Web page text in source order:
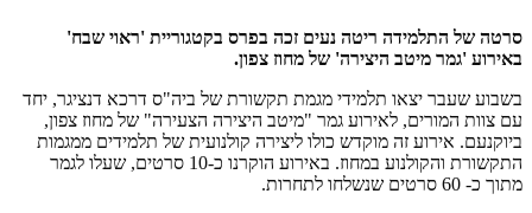
סרטה של התלמידה ריטה נעים זכה בפרס בקטגוריית 'ראוי שבח'
באירוע 'גמר מיטב היצירה' של מחוז צפון.
בשבוע שעבר יצאו תלמידי מגמת תקשורת של ביה"ס דרכא דנציגר, יחד
עם צוות המורים, לאירוע גמר "מיטב היצירה הצעירה" של מחוז צפון,
ביוקנעם. אירוע זה מוקדש כולו ליצירה קולנועית של תלמידים ממגמות
התקשורת והקולנוע במחוז. באירוע הוקרנו כ-10 סרטים, שעלו לגמר
מתוך כ- 60 סרטים שנשלחו לתחרות.